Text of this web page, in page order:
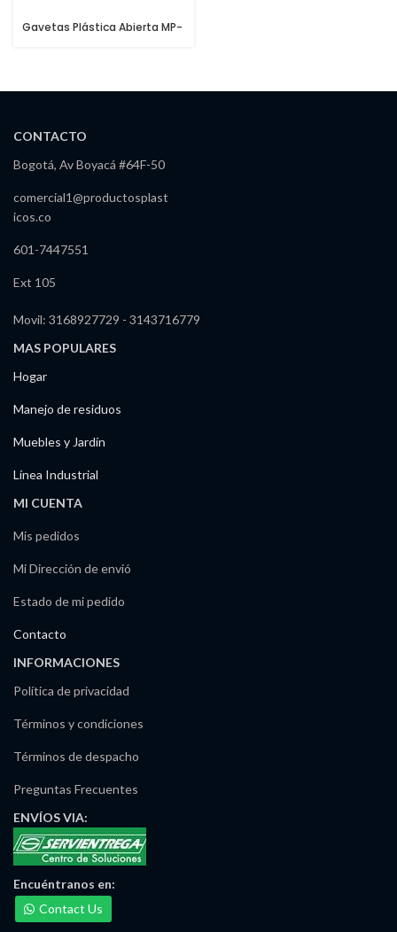
Gavetas Plástica Abierta MP-
CONTACTO
Bogotá, Av Boyacá #64F-50
comercial1@productosplast
icos.co
601-7447551
Ext 105
Movil: 3168927729 - 3143716779
MAS POPULARES
Hogar
Manejo de residuos
Muebles y Jardín
Línea Industrial
MI CUENTA
Mis pedidos
Mi Dirección de envió
Estado de mi pedido
Contacto
INFORMACIONES
Política de privacidad
Términos y condiciones
Términos de despacho
Preguntas Frecuentes
ENVÍOSVIA:
Encuéntranos en:
Contact Us